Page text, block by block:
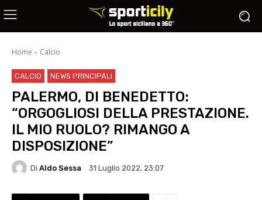
Home Calcio
CALCIO NEWS PRINCIPALI
PALERMO, DI BENEDETTO:
“ORGOGLIOSI DELLA PRESTAZIONE.
IL MIO RUOLO? RIMANGO A
DISPOSIZIONE”
Di Aldo Sessa 31 Luglio 2022, 23:07